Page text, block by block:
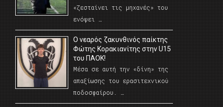
«ζεσταίνει τις μηχανές» του
ενόψει …
O νεαρός ζακυνθινός παίκτης
Φώτης Κορακιανίτης στην U15
του ΠΑΟΚ!
Μέσα σε αυτή την «δίνη» της
απαξίωσης του ερασιτεχνικού
ποδοσφαίρου. …